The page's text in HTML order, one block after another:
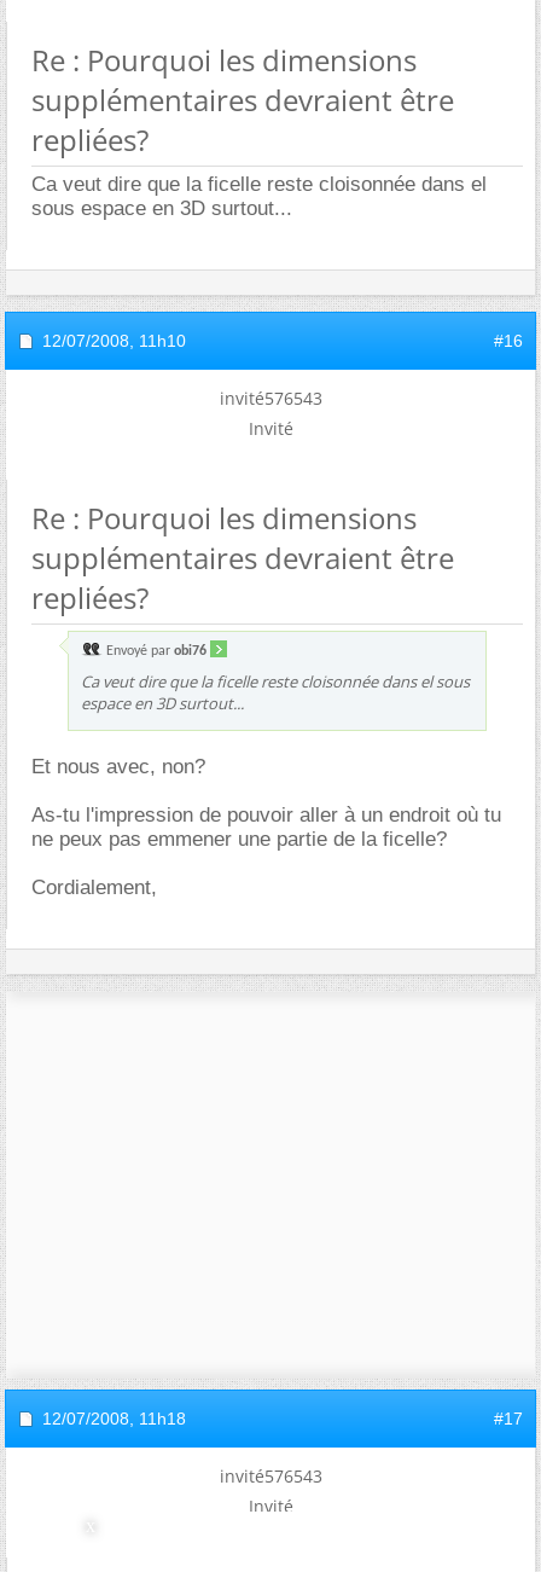
Re : Pourquoi les dimensions
supplémentaires devraient être
repliées?
Ca veut dire que la ficelle reste cloisonnée dans el
sous espace en 3D surtout...
12/07/2008, 11h10 #16
invité576543
Invité
Re : Pourquoi les dimensions
supplémentaires devraient être
repliées?
Envoyé par obi76
Ca veut dire que la ficelle reste cloisonnée dans el sous
espace en 3D surtout...
Et nous avec, non?
As-tu l'impression de pouvoir aller à un endroit où tu
ne peux pas emmener une partie de la ficelle?
Cordialement,
12/07/2008, 11h18 #17
invité576543
Invité